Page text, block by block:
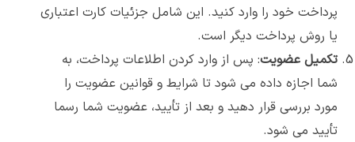
پرداخت خود را وارد کنید. این شامل جزئیات کارت اعتباری
یا روش پرداخت دیگر است.
تکمیل عضویت: پس از وارد کردن اطلاعات پرداخت، به
شما اجازه داده می شود تا شرایط و قوانین عضویت را
مورد بررسی قرار دهید و بعد از تأیید، عضویت شما رسما
تأیید می شود.